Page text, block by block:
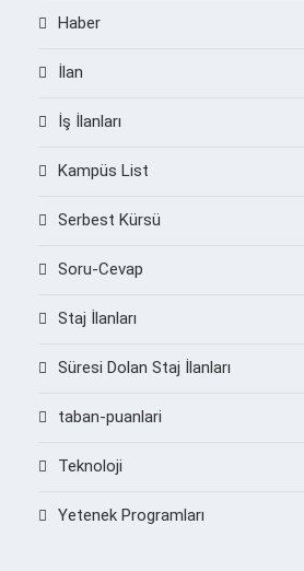
Haber
İlan
İş İlanları
Kampüs List
Serbest Kürsü
Soru-Cevap
Staj İlanları
Süresi Dolan Staj İlanları
taban-puanlari
Teknoloji
Yetenek Programları